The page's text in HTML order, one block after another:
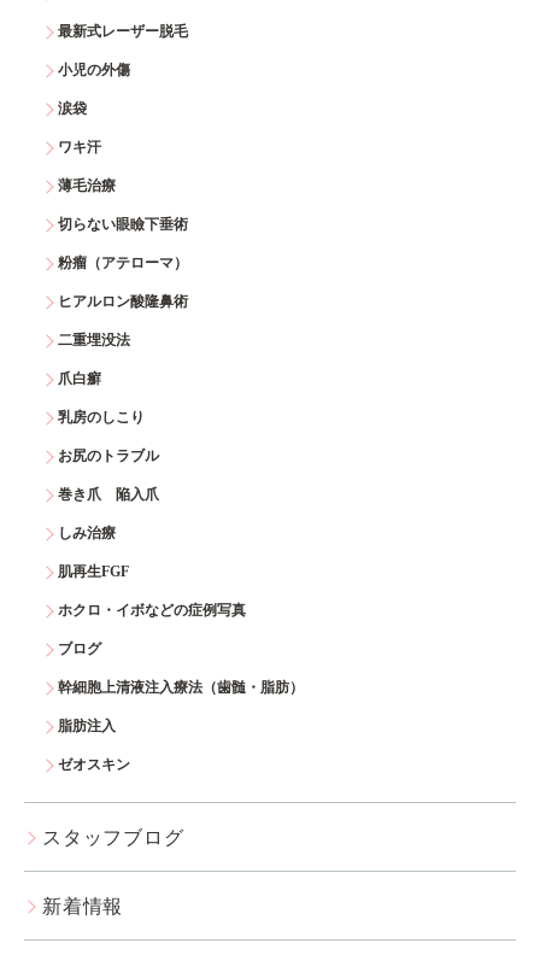
最新式レーザー脱毛
小児の外傷
涙袋
ワキ汗
薄毛治療
切らない眼瞼下垂術
粉瘤（アテローマ）
ヒアルロン酸隆鼻術
二重埋没法
爪白癬
乳房のしこり
お尻のトラブル
巻き爪 陥入爪
しみ治療
肌再生FGF
ホクロ・イボなどの症例写真
ブログ
幹細胞上清液注入療法（歯髄・脂肪）
脂肪注入
ゼオスキン
スタッフブログ
新着情報